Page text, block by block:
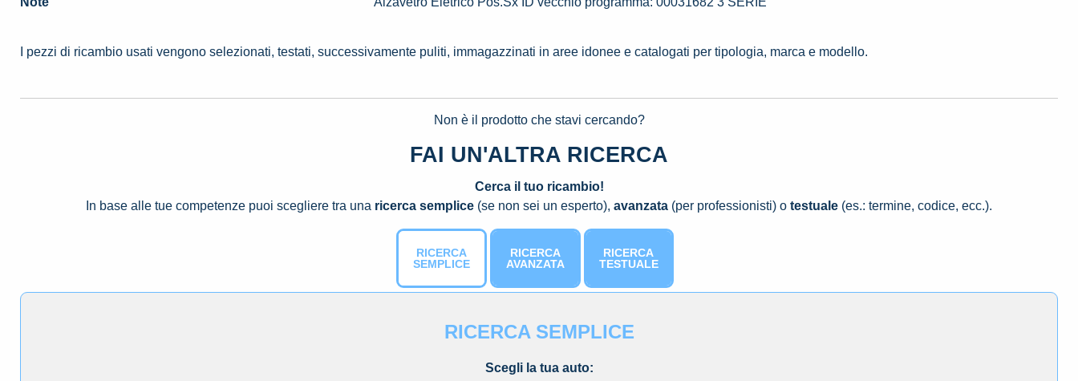
I pezzi di ricambio usati vengono selezionati, testati, successivamente puliti, immagazzinati in aree idonee e catalogati per tipologia, marca e modello.
Non è il prodotto che stavi cercando?
FAI UN'ALTRA RICERCA
Cerca il tuo ricambio!
In base alle tue competenze puoi scegliere tra una ricerca semplice (se non sei un esperto), avanzata (per professionisti) o testuale (es.: termine, codice, ecc.).
RICERCA
SEMPLICE
RICERCA
AVANZATA
RICERCA
TESTUALE
RICERCA SEMPLICE
Scegli la tua auto: